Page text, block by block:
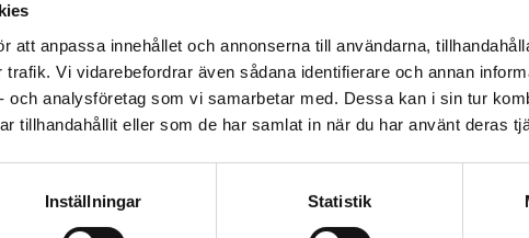
att anpassa innehållet och annonserna till användarna,
Vi vidarebefordrar även sådana identifierare och annan
och analysföretag som vi samarbetar med. Dessa kan i sin tur
tillhandahållit eller som de har samlat in när du har använt deras
Inställningar Statistik